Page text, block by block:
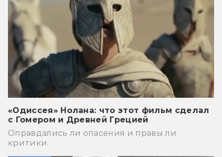
«Одиссея» Нолана: что этот фильм сделал
с Гомером и Древней Грецией
Оправдались ли опасения и правы ли
критики.